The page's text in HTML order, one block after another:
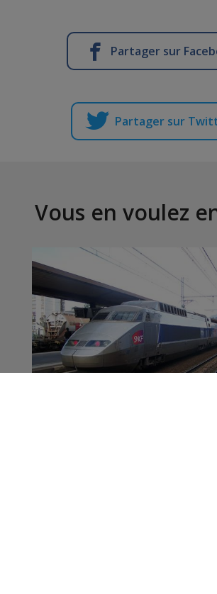
Partager sur
Partager sur
Vous en voulez